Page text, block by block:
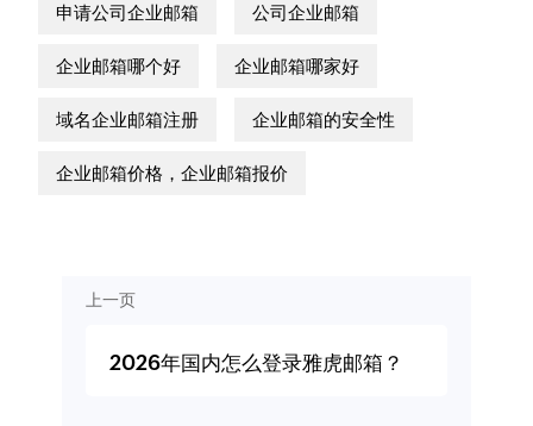
申请公司企业邮箱 公司企业邮箱
企业邮箱哪个好 企业邮箱哪家好
域名企业邮箱注册 企业邮箱的安全性
企业邮箱价格，企业邮箱报价
上一页
2026年国内怎么登录雅虎邮箱？